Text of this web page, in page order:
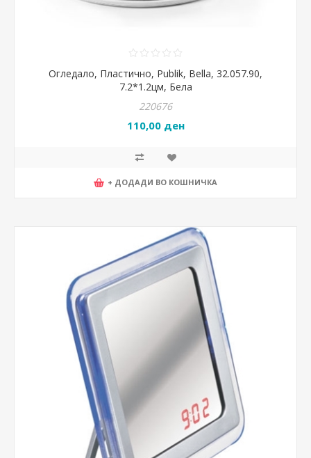
Огледало, Пластично, Publik, Bella, 32.057.90,
7.2*1.2цм, Бела
220676
110,00 ден
+ ДОДАДИ ВО КОШНИЧКА